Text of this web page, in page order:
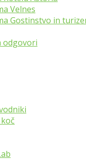
Velnes
Gostinstvo in
odgovori